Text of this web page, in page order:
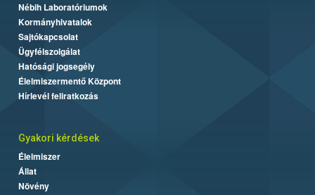
Nébih Laboratóriumok
Kormányhivatalok
Sajtókapcsolat
Ügyfélszolgálat
Hatósági jogsegély
Élelmiszermentő Központ
Hírlevél feliratkozás
Gyakori kérdések
Élelmiszer
Állat
Növény